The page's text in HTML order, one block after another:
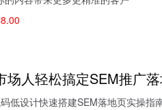
场人轻松搞定SEM推广
低设计快速搭建SEM落地页实操指